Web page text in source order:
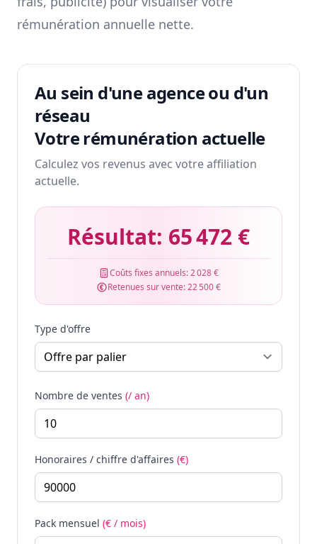
rémunération annuelle nette.
Au sein d'une agence ou d'un
réseau
Votre rémunération actuelle
Calculez vos revenus avec votre affiliation
actuelle.
Résultat: 65 472 €
Coûts fixes annuels:2 028 €
Retenues sur vente:22 500 €
Type d'offre
Nombre de ventes (/ an)
Honoraires / chiffre d'affaires (€)
Pack mensuel (€ / mois)